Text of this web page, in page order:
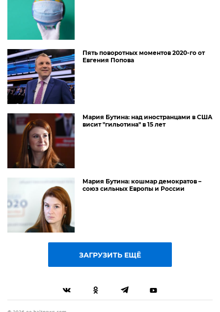
Пять поворотных моментов 2020-го от
Евгения Попова
Мария Бутина: над иностранцами в США
висит "гильотина" в 15 лет
Мария Бутина: кошмар демократов –
союз сильных Европы и России
ЗАГРУЗИТЬ ЕЩЁ